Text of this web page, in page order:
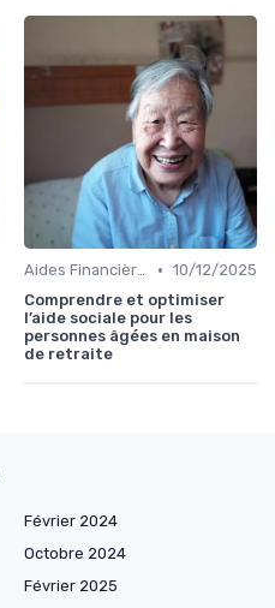
Aides Financières et Subventions • 10/12/2025
Comprendre et optimiser
l’aide sociale pour les
personnes âgées en maison
de retraite
Février 2024
Octobre 2024
Février 2025